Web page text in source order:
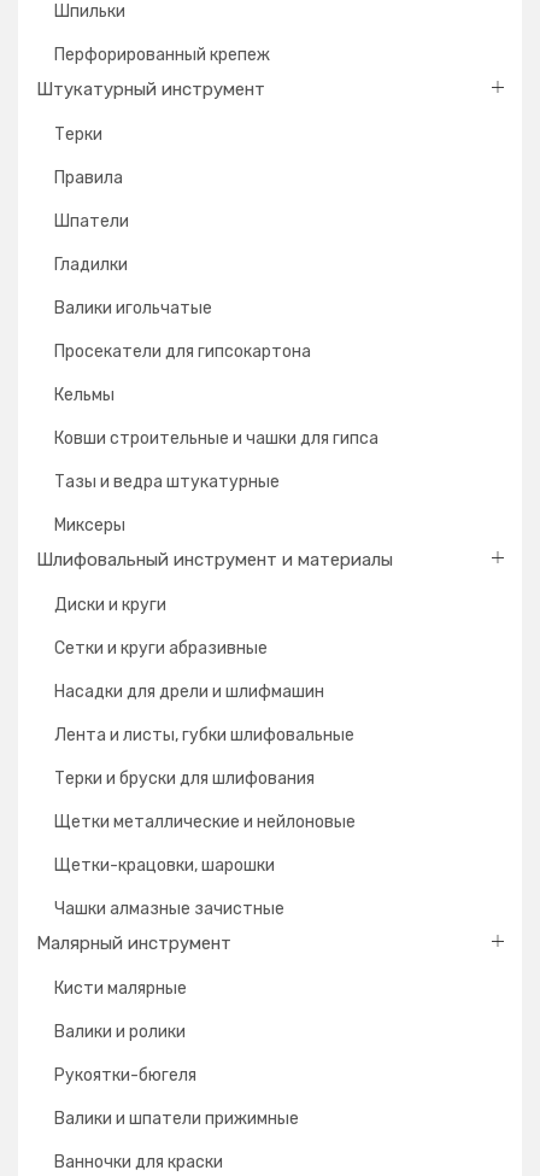
Шпильки
Перфорированный крепеж
Штукатурный инструмент
Терки
Правила
Шпатели
Гладилки
Валики игольчатые
Просекатели для гипсокартона
Кельмы
Ковши строительные и чашки для гипса
Тазы и ведра штукатурные
Миксеры
Шлифовальный инструмент и материалы
Диски и круги
Сетки и круги абразивные
Насадки для дрели и шлифмашин
Лента и листы, губки шлифовальные
Терки и бруски для шлифования
Щетки металлические и нейлоновые
Щетки-крацовки, шарошки
Чашки алмазные зачистные
Малярный инструмент
Кисти малярные
Валики и ролики
Рукоятки-бюгеля
Валики и шпатели прижимные
Ванночки для краски